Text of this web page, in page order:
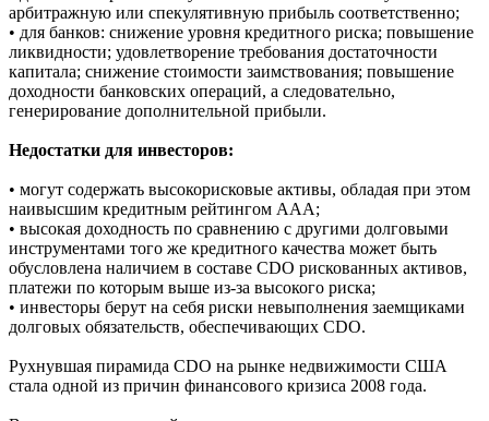
Преимущества:
• для инвесторов и спекулянтов: возможность получить
арбитражную или спекулятивную прибыль соответственно;
• для банков: снижение уровня кредитного риска; повышение
капитала; снижение стоимости заимствования; повышение
генерирование дополнительной прибыли.
Недостатки для инвесторов:
• могут содержать высокорисковые активы, обладая при этом
наивысшим кредитным рейтингом ААА;
• высокая доходность по сравнению с другими долговыми
инструментами того же кредитного качества может быть
платежи по которым выше из-за высокого риска;
• инвесторы берут на себя риски невыполнения заемщиками